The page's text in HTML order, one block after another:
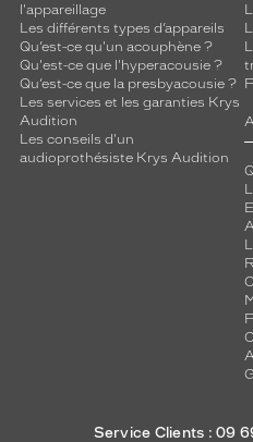
l'appareillage
Les différents types d’appareils
Qu’est-ce qu'un acouphène ?
Qu'est-ce que l'hyperacousie ?
Qu’est-ce que la presbyacousie ?
Les services et les garanties Krys
Audition
Les conseils d'un
audioprothésiste Krys Audition
Service Clients : 09